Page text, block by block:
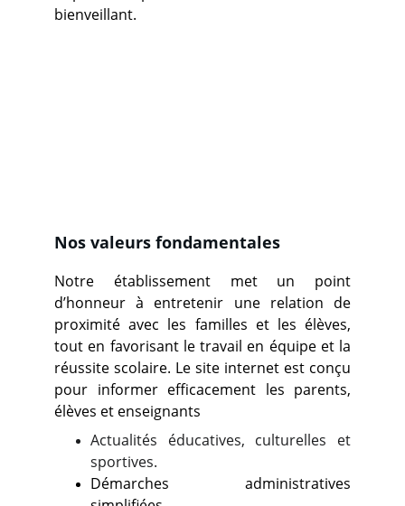
bienveillant.
Nos valeurs fondamentales
Notre établissement met un point
d’honneur à entretenir une relation de
proximité avec les familles et les élèves,
tout en favorisant le travail en équipe et la
réussite scolaire. Le site internet est conçu
pour informer efficacement les parents,
élèves et enseignants
Actualités éducatives, culturelles et
sportives.
Démarches administratives